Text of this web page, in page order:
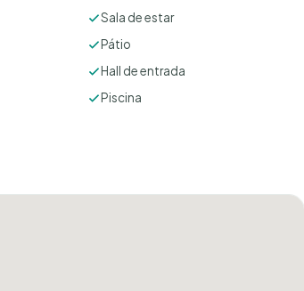
Sala de estar
Pátio
Hall de entrada
Piscina